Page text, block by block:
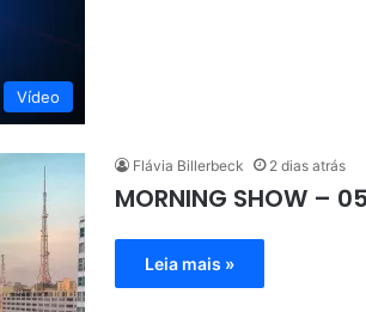
Vídeo
Flávia Billerbeck 2 dias atrás
MORNING SHOW –
Leia mais »